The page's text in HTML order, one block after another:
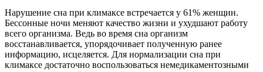
Нарушение сна при климаксе встречается у 61% женщин.
Бессонные ночи меняют качество жизни и ухудшают работу
всего организма. Ведь во время сна организм
восстанавливается, упорядочивает полученную ранее
информацию, исцеляется. Для нормализации сна при
климаксе достаточно воспользоваться немедикаментозными